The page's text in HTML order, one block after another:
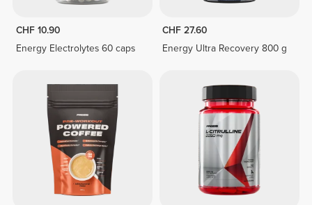
CHF 10.90
Energy Electrolytes 60 caps
CHF 27.60
Energy Ultra Recovery 800 g